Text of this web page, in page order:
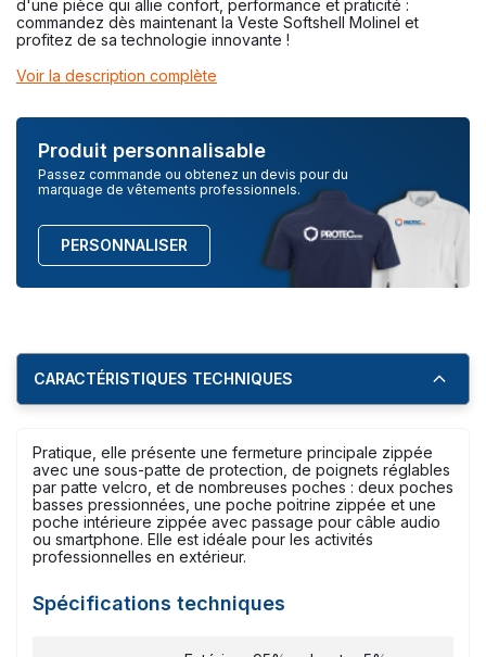
d'une pièce qui allie confort, performance et praticité :
commandez dès maintenant la Veste Softshell Molinel et
profitez de sa technologie innovante !
Voir la description complète
Produit personnalisable
Passez commande ou obtenez un devis pour du
marquage de vêtements professionnels.
PERSONNALISER
CARACTÉRISTIQUES TECHNIQUES
Pratique, elle présente une fermeture principale zippée
avec une sous-patte de protection, de poignets réglables
par patte velcro, et de nombreuses poches : deux poches
basses pressionnées, une poche poitrine zippée et une
poche intérieure zippée avec passage pour câble audio
ou smartphone. Elle est idéale pour les activités
professionnelles en extérieur.
Spécifications techniques